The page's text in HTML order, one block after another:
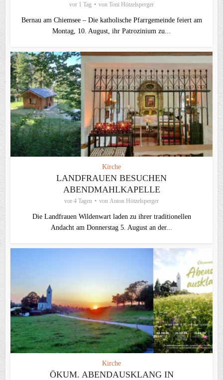
vor 1 Tag von Toni Hötzelsperger
Bernau am Chiemsee – Die katholische Pfarrgemeinde feiert am
Montag, 10. August, ihr Patrozinium zu...
Kirche
LANDFRAUEN BESUCHEN
ABENDMAHLKAPELLE
vor 4 Tagen von Anton Hötzelsperger
Die Landfrauen Wildenwart laden zu ihrer traditionellen
Andacht am Donnerstag 5. August an der...
Kirche
ÖKUM. ABENDAUSKLANG IN